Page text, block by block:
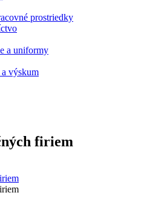
prostriedky
a uniformy
a výskum
firiem